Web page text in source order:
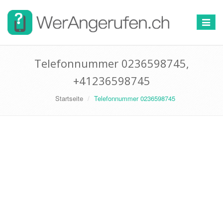
Toggle
Telefonnummer 0236598745,
+41236598745
Startseite Telefonnummer 0236598745